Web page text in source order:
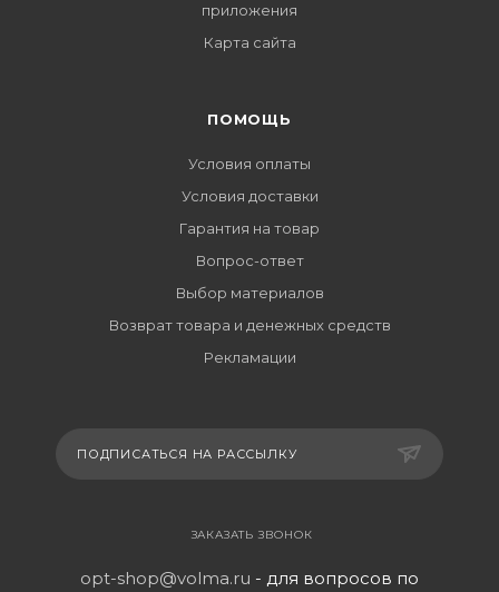
приложения
Карта сайта
ПОМОЩЬ
Условия оплаты
Условия доставки
Гарантия на товар
Вопрос-ответ
Выбор материалов
Возврат товара и денежных средств
Рекламации
ПОДПИСАТЬСЯ НА РАССЫЛКУ
ЗАКАЗАТЬ ЗВОНОК
opt-shop@volma.ru - для вопросов по